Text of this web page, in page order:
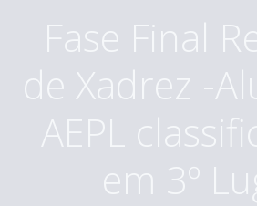
Fase Final
de Xadrez -
AEPL
em 3º